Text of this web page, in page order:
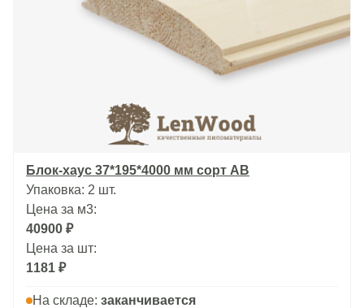
Блок-хаус 37*195*4000 мм сорт АВ
Упаковка: 2 шт.
Цена за м3:
40900 ₽
Цена за шт:
1181 ₽
На складе: заканчивается